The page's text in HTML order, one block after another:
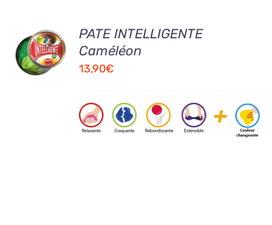
AJOUTER
AU
PANIER
/
PATE INTELLIGENTE
Caméléon
13,90€